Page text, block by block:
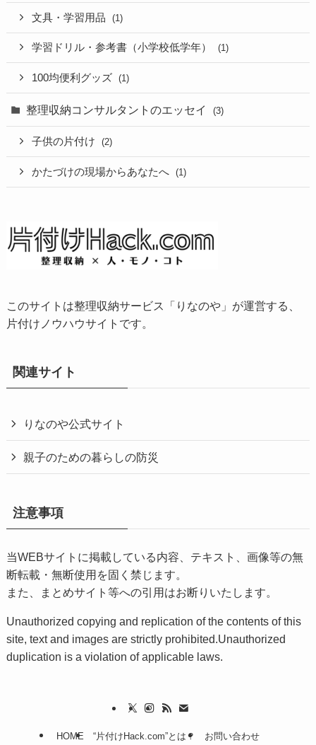
文具・学習用品 (1)
学習ドリル・参考書（小学校低学年） (1)
100均便利グッズ (1)
整理収納コンサルタントのエッセイ (3)
子供の片付け (2)
かたづけの現場からあなたへ (1)
このサイトは整理収納サービス「りなのや」が運営する、
片付けノウハウサイトです。
関連サイト
りなのや公式サイト
親子のための暮らしの防災
注意事項
当WEBサイトに掲載している内容、テキスト、画像等の無
断転載・無断使用を固く禁じます。
また、まとめサイト等への引用はお断りいたします。
Unauthorized copying and replication of the contents of this
site, text and images are strictly prohibited.Unauthorized
duplication is a violation of applicable laws.
HOME “片付けHack.com”とは？ お問い合わせ